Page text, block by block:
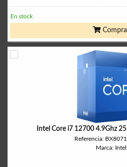
En stock
Intel Core i7 12700 4.9Ghz
Referencia:
Marca: Intel